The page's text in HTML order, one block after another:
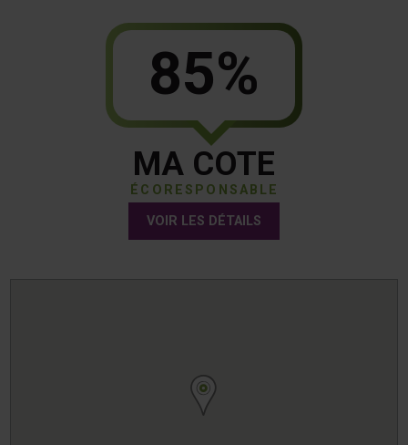
85%
MA COTE
ÉCORESPONSABLE
VOIR LES DÉTAILS